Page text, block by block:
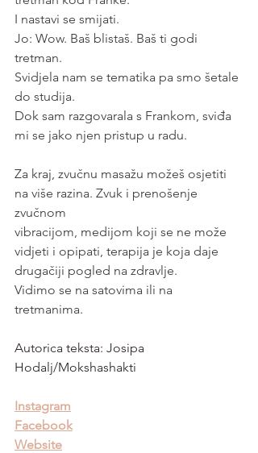
I nastavi se smijati.
Jo: Wow. Baš blistaš. Baš ti godi
tretman.
Svidjela nam se tematika pa smo šetale
do studija.
Dok sam razgovarala s Frankom, sviđa
mi se jako njen pristup u radu.
Za kraj, zvučnu masažu možeš osjetiti
na više razina. Zvuk i prenošenje
zvučnom
vibracijom, medijom koji se ne može
vidjeti i opipati, terapija je koja daje
drugačiji pogled na zdravlje.
Vidimo se na satovima ili na
tretmanima.
Autorica teksta: Josipa
Hodalj/Mokshashakti
Instagram
Facebook
Website